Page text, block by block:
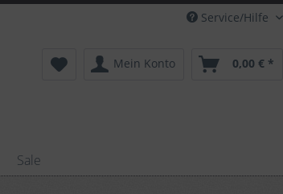
Service/Hilfe
Mein Konto 0,00 € *
Sale